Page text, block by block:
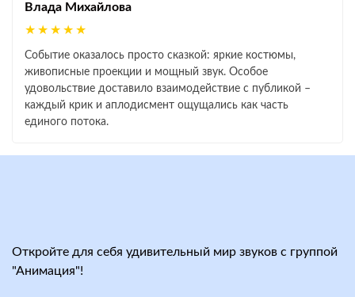
Влада Михайлова
★★★★★
Событие оказалось просто сказкой: яркие костюмы,
живописные проекции и мощный звук. Особое
удовольствие доставило взаимодействие с публикой –
каждый крик и аплодисмент ощущались как часть
единого потока.
Откройте для себя удивительный мир звуков с группой
"Анимация"!